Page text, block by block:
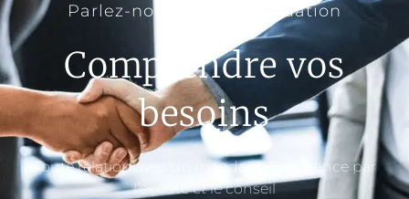
Parlez-nous de votre situation
Comprendre vos
besoins
Toute relation avec un mandant commence par
l’écoute et le conseil